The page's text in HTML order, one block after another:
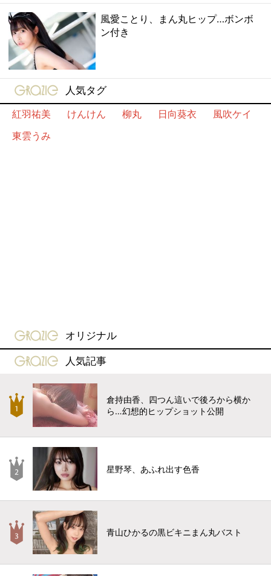
風愛ことり、まん丸ヒップ…ボンボ
ン付き
gravure-grazie
人気タグ
紅羽祐美
けんけん 柳丸 日向葵衣
風吹ケイ
東雲うみ
gravure-grazie
オリジナル
gravure-grazie
人気記事
倉持由香、四つん這いで後ろから横か
ら…幻想的ヒップショット公開
星野琴、あふれ出す色香
青山ひかるの黒ビキニまん丸バスト